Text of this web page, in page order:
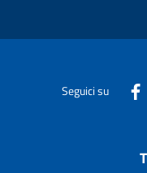
Seguici su